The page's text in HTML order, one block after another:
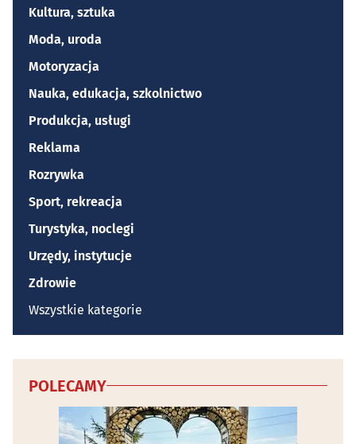
Kultura, sztuka
Moda, uroda
Motoryzacja
Nauka, edukacja, szkolnictwo
Produkcja, usługi
Reklama
Rozrywka
Sport, rekreacja
Turystyka, noclegi
Urzędy, instytucje
Zdrowie
Wszystkie kategorie
POLECAMY